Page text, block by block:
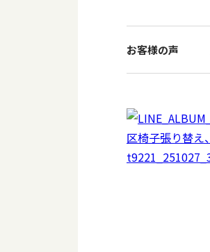
お客様の声